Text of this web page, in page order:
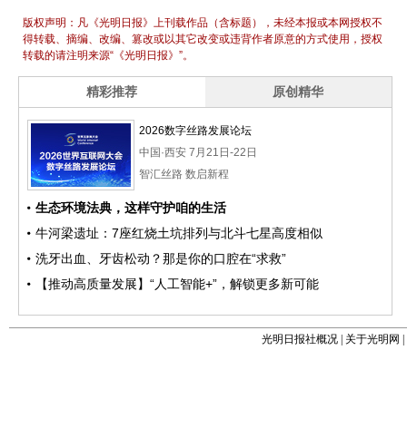
光明日报社概况 关于光明网